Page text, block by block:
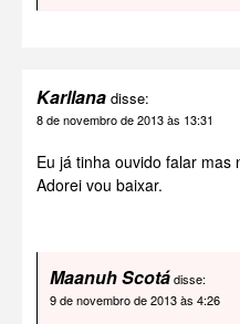
Karllana disse:
8 de novembro de 2013 às 13:31
Eu já tinha ouvido falar
Adorei vou baixar.
Maanuh Scotádisse:
9 de novembro de 2013 às 4:26